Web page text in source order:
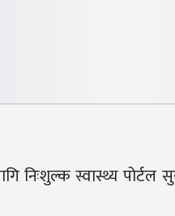
निःशुल्क स्वास्थ्य